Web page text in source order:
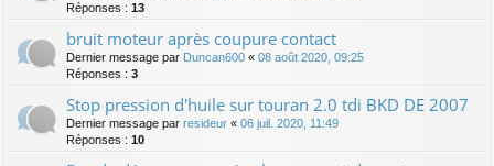
Réponses : 13
bruit moteur après coupure contact
Dernier message par Duncan600 « 08 août 2020, 09:25
Réponses : 3
Stop pression d'huile sur touran 2.0 tdi BKD DE 2007
Dernier message par resideur « 06 juil. 2020, 11:49
Réponses : 10